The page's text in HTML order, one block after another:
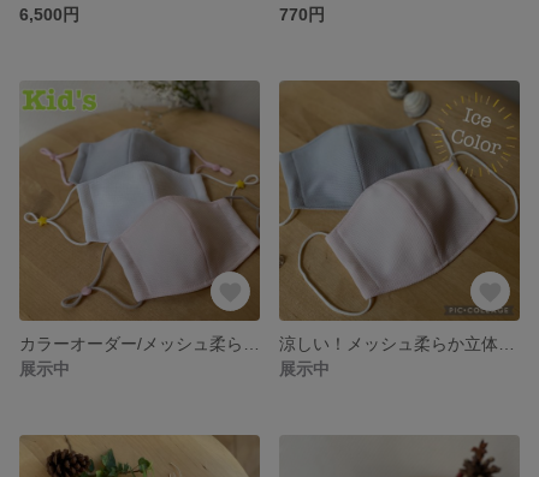
6,500円
770円
展示中
展示中